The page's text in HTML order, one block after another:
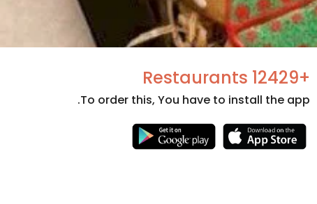
+12429 Restaurants
To order this, You have to install the app.